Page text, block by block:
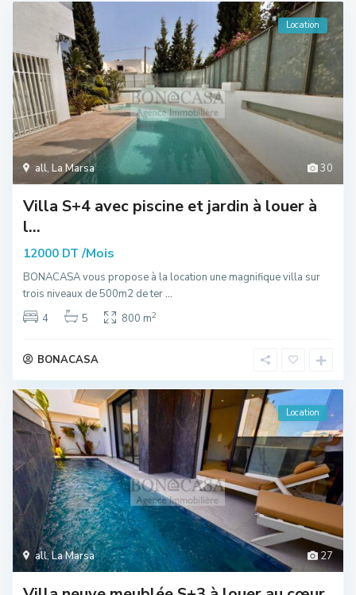
30
all, La Marsa
Location
Villa S+4 avec piscine et jardin à louer à
l...
12000 DT /Mois
BONACASA vous propose à la location une magnifique villa sur
trois niveaux de 500m2 de ter...
4
5 800 m2
BONACASA
27
all,La Marsa
Location